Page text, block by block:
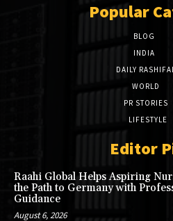
Popular
BLOG
INDIA
DAILY
WORLD
PR STORIES
LIFESTYLE
Editor
Raahi Global Helps Aspiring
the Path to Germany with
Guidance
August 6, 2026